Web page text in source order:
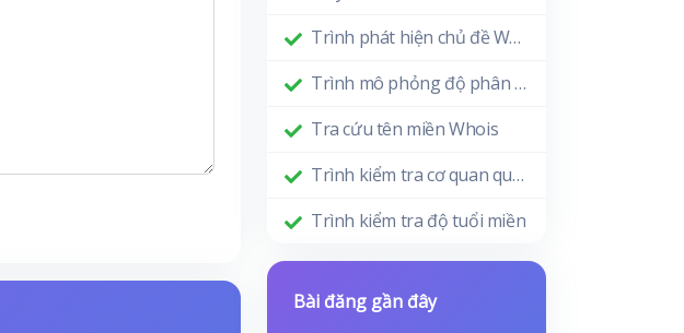
Trình phát hiện chủ đề WordPress
Trình mô phỏng độ phân giải màn hình
Tra cứu tên miền Whois
Trình kiểm tra cơ quan quản lý miền
Trình kiểm tra độ tuổi miền
Bài đăng gần đây